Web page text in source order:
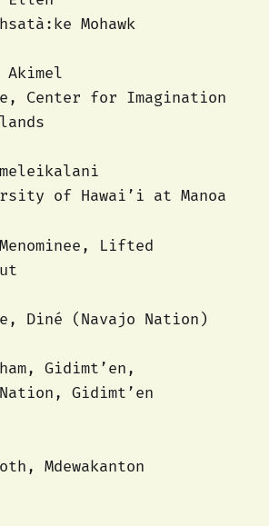
Mohawk
Center for Imagination
of Hawai’i at Manoa
Lifted
Diné (Navajo Nation)
Gidimt’en,
Nation, Gidimt’en
Mdewakanton